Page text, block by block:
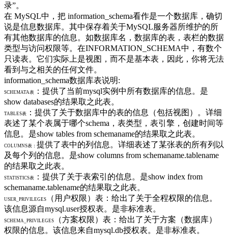
录”。
在 MySQL中，把 information_schema看作是一个数据库，确切
说是信息数据库。其中保存着关于MySQL服务器所维护的所
有其他数据库的信息。如数据库名，数据库的表，表栏的数据
类型与访问权限等。在INFORMATION_SCHEMA中，有数个
只读表。它们实际上是视图，而不是基本表，因此，你将无法
看到与之相关的任何文件。
information_schema数据库表说明:
SCHEMATA表
：提供了当前mysql实例中所有数据库的信息。是
show databases的结果取之此表。
TABLES表
：提供了关于数据库中的表的信息（包括视图）。详细
表述了某个表属于哪个schema，表类型，表引擎，创建时间等
信息。是show tables from schemaname的结果取之此表。
COLUMNS表： 提供了表中的列信息。详细表述了某张表的所有列以
及每个列的信息。是show columns from schemaname.tablename
的结果取之此表。
STATISTICS表
：提供了关于表索引的信息。是show index from
schemaname.tablename的结果取之此表。
USER_PRIVILEGES
（用户权限）表：给出了关于全程权限的信息。
该信息源自mysql.user授权表。是非标准表。
SCHEMA_PRIVILEGES
（方案权限）表：给出了关于方案（数据库）
权限的信息。该信息来自mysql.db授权表。是非标准表。